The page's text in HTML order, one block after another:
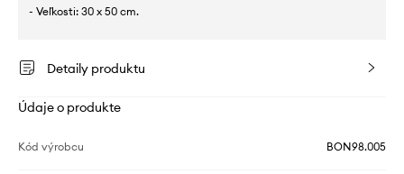
- Veľkosti: 30 x 50 cm.
Detaily produktu
Údaje o produkte
Kód výrobcu BON98.005